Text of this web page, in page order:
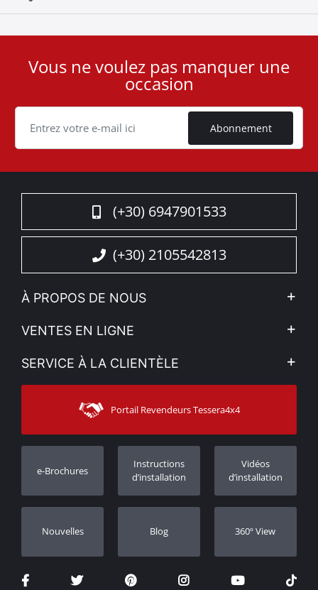
User
Cookie
Vous ne voulez pas manquer une
occasion
Abonnement
(+30) 6947901533
(+30) 2105542813
À PROPOS DE NOUS
L'entreprise
Voir nos actualités
Sitemap
VENTES EN LIGNE
Mon compte
Moyens d’expédition
SERVICE À LA CLIENTÈLE
Contacter
Assistance aux clients
Suivi des commandes
Concessionnaires
Portail Revendeurs Tessera4x4
e-Brochures
Instructions
d’installation
Vidéos
d’installation
Nouvelles Blog 360º View